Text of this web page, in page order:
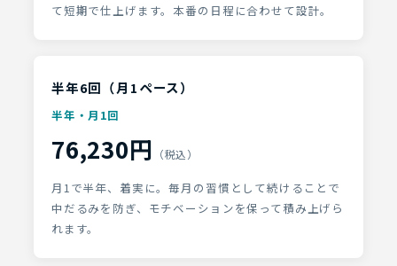
て短期で仕上げます。本番の日程に合わせて設計。
半年6回（月1ペース）
半年・月1回
76,230円 （税込）
月1で半年、着実に。毎月の習慣として続けることで
中だるみを防ぎ、モチベーションを保って積み上げら
れます。